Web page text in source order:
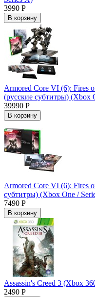
3990 Р
В корзину
Armored Core VI (6): Fires
(русские субтитры) (Xbox
39990 Р
В корзину
Armored Core VI (6): Fires
субтитры) (Xbox One /
7490 Р
В корзину
Assassin's Creed 3 (Xbox
2490 Р